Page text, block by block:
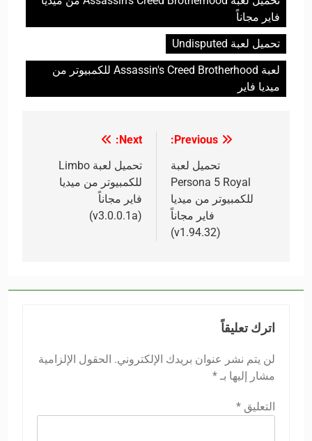
فاير مجاناً
تحميل لعبة Undisputed
لعبة Assassin's Creed Brotherhood للكمبيوتر من
ميديا فاير
المقالات
Previous:
تحميل لعبة
Persona 5 Royal
للكمبيوتر من ميديا
فاير مجاناً
(v1.94.32)
Next:
تحميل لعبة Limbo
للكمبيوتر من ميديا
فاير مجاناً
(v3.0.0.1a)
اترك تعليقاً
لن يتم نشر عنوان بريدك الإلكتروني. الحقول الإلزامية
مشار إليها بـ *
التعليق *